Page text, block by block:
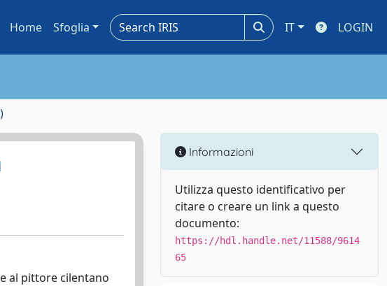
Home Sfoglia IT LOGIN
al pittore cilentano
Informazioni
Utilizza questo identificativo per
citare o creare un link a questo
documento:
https://hdl.handle.net/11588/9614
65